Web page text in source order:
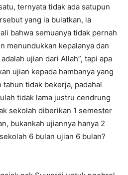
ternyata tidak ada satupun
yang ia bulatkan, ia
bahwa semuanya tidak pernah
menundukkan kepalanya dan
ujian dari Allah”, tapi apa
ujian kepada hambanya yang
tidak bekerja, padahal
tidak lama justru cendrung
sekolah diberikan 1 semester
bukankah ujiannya hanya 2
6 bulan ujian 6 bulan?